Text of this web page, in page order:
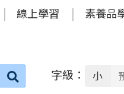
線上學習 素養品
搜
字級： 小